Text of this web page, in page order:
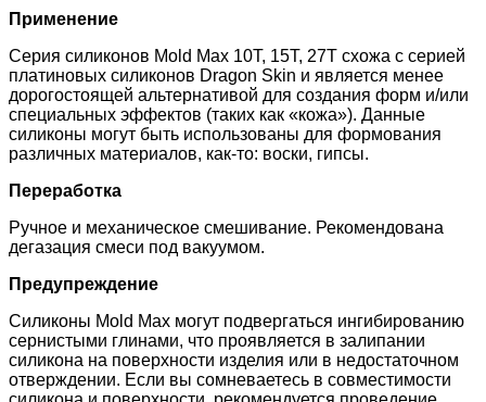
Применение
Серия силиконов Mold Max 10Т, 15T, 27T схожа с серией
платиновых силиконов Dragon Skin и является менее
дорогостоящей альтернативой для создания форм и/или
специальных эффектов (таких как «кожа»). Данные
силиконы могут быть использованы для формования
различных материалов, как-то: воски, гипсы.
Переработка
Ручное и механическое смешивание. Рекомендована
дегазация смеси под вакуумом.
Предупреждение
Силиконы Mold Max могут подвергаться ингибированию
сернистыми глинами, что проявляется в залипании
силикона на поверхности изделия или в недостаточном
отверждении. Если вы сомневаетесь в совместимости